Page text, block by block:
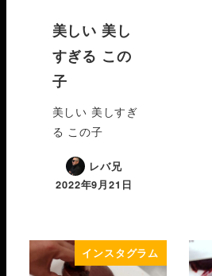
美しい 美し
すぎる この
子
美しい 美しすぎ
る この子
レバ兄
2022年9月21日
インスタグラム